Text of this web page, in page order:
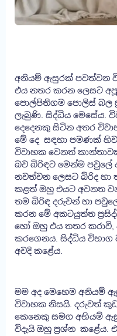
අනියම් ඇසුරක් පවත්වන
එය නතර කරන ලෙසට
පොල්පිතිගම පොලිස් බල
ලැබුණි. සිද්ධිය මෙසේය.
දෙදෙනකු සිටින අතර
මේ දෙ සඳහා පමණක්
විවාහක වෙනත්
බව බිරිඳට මෙන්ම පවුලේ
නවත්වන ලෙසට බිරිද
කළත් ඔහු එයට අවනත
තම බිරිඳ දරුවන් හා
කරන මේ අකටයුත්ත
හෝ ඔහු එය තතර කරාවි,
කරගෙනය. සිද්ධිය විභාග
අවදි කළේය.
මම අද මෙහෙම අනියම්
විවාහක නිසයි. දරුවත්
කෙනෙකු සමග අභියම්
විදැයි ඔහු ප්‍රශ්න කළේය.